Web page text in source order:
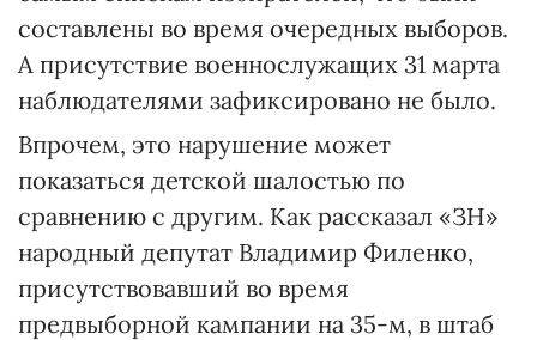
составлены во время очередных выборов.
А присутствие военнослужащих 31 марта
наблюдателями зафиксировано не было.
Впрочем, это нарушение может
показаться детской шалостью по
сравнению с другим. Как рассказал «ЗН»
народный депутат Владимир Филенко,
присутствовавший во время
предвыборной кампании на 35-м, в штаб